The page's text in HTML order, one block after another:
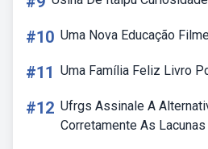
#10 Uma Nova Educação
#11 Uma Família Feliz Livro
#12 Ufrgs Assinale A
Corretamente As Lacunas